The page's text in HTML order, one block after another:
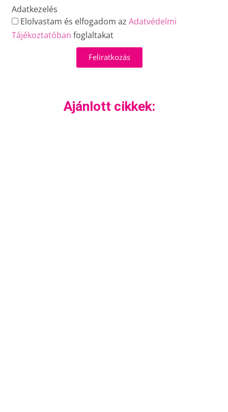
Adatkezelés
Elolvastam és elfogadom azAdatvédelmi
Tájékoztatóban foglaltakat
Feliratkozás
Ajánlott cikkek: